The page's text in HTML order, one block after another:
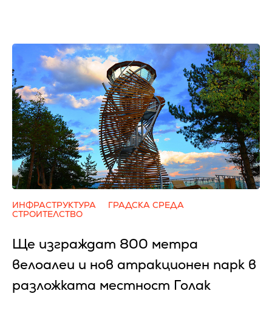
ИНФРАСТРУКТУРА
ГРАДСКА СРЕДА
СТРОИТЕЛСТВО
Ще изграждат 800 метра
велоалеи и нов атракционен парк в
разложката местност Голак